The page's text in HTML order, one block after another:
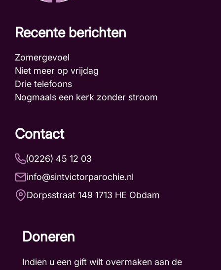
Recente berichten
Zomergevoel
Niet meer op vrijdag
Drie telefoons
Nogmaals een kerk zonder stroom
Contact
(0226) 45 12 03
info@sintvictorparochie.nl
Dorpsstraat 149 1713 HE Obdam
Doneren
Indien u een gift wilt overmaken aan de